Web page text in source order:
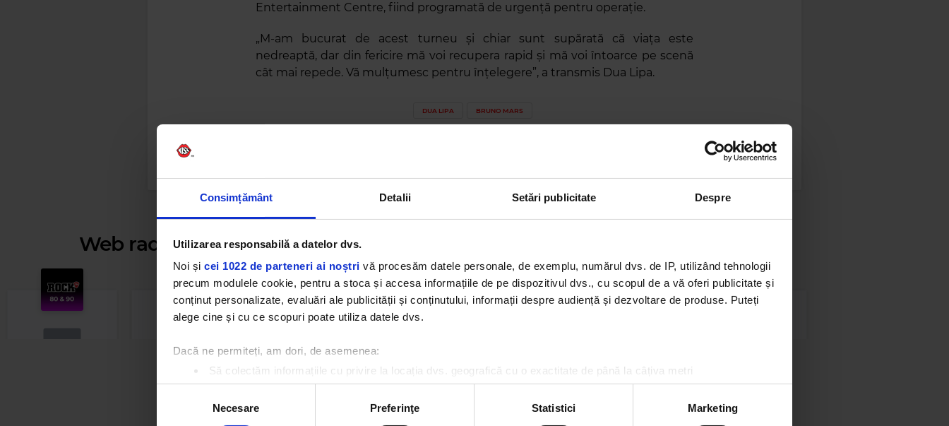
Consimțământ Detalii Setări publicitate Despre
Utilizarea responsabilă a datelor dvs.
Noi și cei 1022 de parteneri ai noștri vă procesăm datele personale, de exemplu, numărul dvs. de IP, utilizând tehnologii
precum modulele cookie, pentru a stoca și accesa informațiile de pe dispozitivul dvs., cu scopul de a vă oferi publicitate și
conținut personalizate, evaluări ale publicității și conținutului, informații despre audiență și dezvoltare de produse. Puteți
alege cine și cu ce scopuri poate utiliza datele dvs.
Dacă ne permiteți, am dori, de asemenea:
Să colectăm informațiile cu privire la locația dvs. geografică cu o exactitate de până la câțiva metri
Să vă identificăm dispozitivul scanândul-l în mod activ după caracteristici specifice (amprentare)
Găsiți mai multe informații despre procesarea datelor dvs. personale și configurați-vă preferințele la
secțiunea cu detalii
consimțământului
Necesare Preferinţe Statistici Marketing
Entertainment Centre, fiind programată de urgență pentru operație.
„M-am bucurat de acest turneu și chiar sunt supărată că viața este
nedreaptă, dar din fericire mă voi recupera rapid și mă voi întoarce pe scenă
cât mai repede. Vă mulțumesc pentru înțelegere”, a transmis Dua Lipa.
DUA LIPA BRUNO MARS
Web radios
Cele mai ascultate playlist-uri